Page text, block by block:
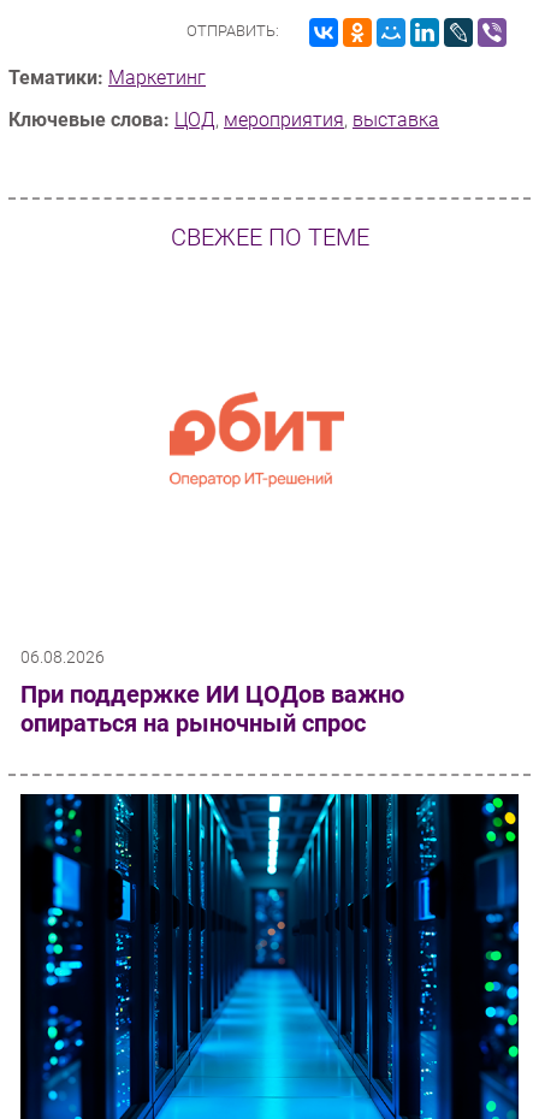
ОТПРАВИТЬ:
Тематики: Маркетинг
Ключевые слова: ЦОД, мероприятия, выставка
СВЕЖЕЕ ПО ТЕМЕ
06.08.2026
При поддержке ИИ ЦОДов важно
опираться на рыночный спрос